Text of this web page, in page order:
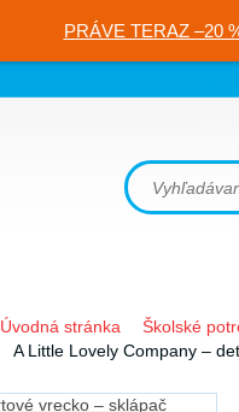
PRÁVE TERAZ –20
Úvodná stránka Školské
A Little Lovely Company –